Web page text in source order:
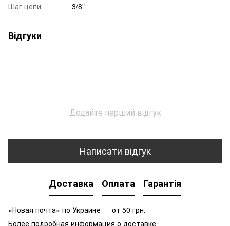
Шаг цепи
3/8"
Відгуки
Додайте перший відгук
Написати відгук
Доставка Оплата Гарантія
«Новая почта» по Украине — от 50 грн.
Более подробная информация о доставке